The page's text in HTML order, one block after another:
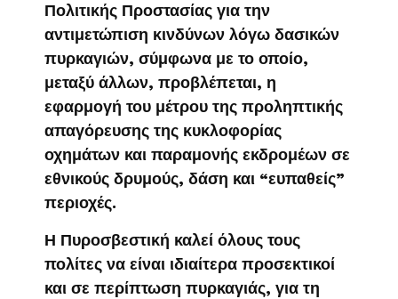
Πολιτικής Προστασίας για την
αντιμετώπιση κινδύνων λόγω δασικών
πυρκαγιών, σύμφωνα με το οποίο,
μεταξύ άλλων, προβλέπεται, η
εφαρμογή του μέτρου της προληπτικής
απαγόρευσης της κυκλοφορίας
οχημάτων και παραμονής εκδρομέων σε
εθνικούς δρυμούς, δάση και “ευπαθείς”
περιοχές.
Η Πυροσβεστική καλεί όλους τους
πολίτες να είναι ιδιαίτερα προσεκτικοί
και σε περίπτωση πυρκαγιάς, για τη